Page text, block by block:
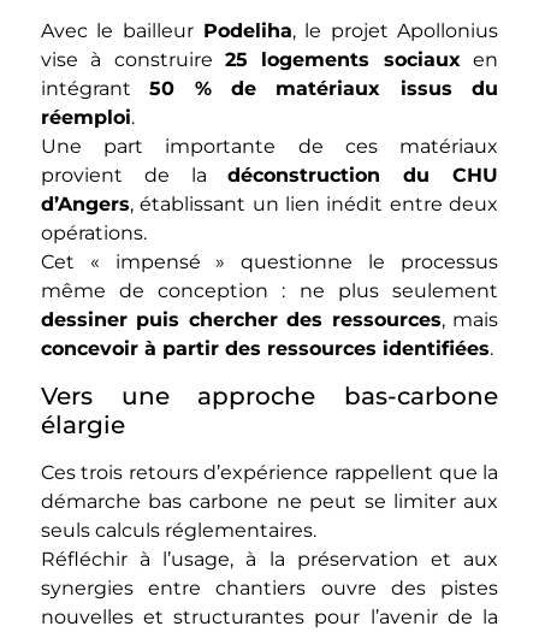
Avec le bailleur Podeliha, le projet Apollonius
vise à construire 25 logements sociauxen
intégrant50 % de matériaux issus du
réemploi.
Une part importante de ces matériaux
provient de ladéconstruction du CHU
d’Angers, établissant un lien inédit entre deux
opérations.
Cet « impensé » questionne le processus
même de conception : ne plus seulement
dessiner puis chercher des ressources, mais
concevoir à partir des ressources identifiées.
Vers une approche bas-carbone
élargie
Ces trois retours d’expérience rappellent que la
démarche bas carbone ne peut se limiter aux
seuls calculs réglementaires.
Réfléchir à l’usage, à la préservation et aux
synergies entre chantiers ouvre des pistes
nouvelles et structurantes pour l’avenir de la